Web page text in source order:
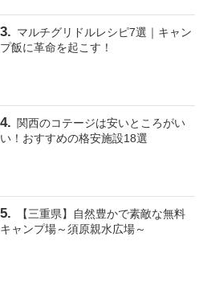
マルチグリドルレシピ7選｜キャン
プ飯に革命を起こす！
関西のコテージは安いところがい
い！おすすめの格安施設18選
【三重県】自然豊かで素敵な無料
キャンプ場～須原親水広場～